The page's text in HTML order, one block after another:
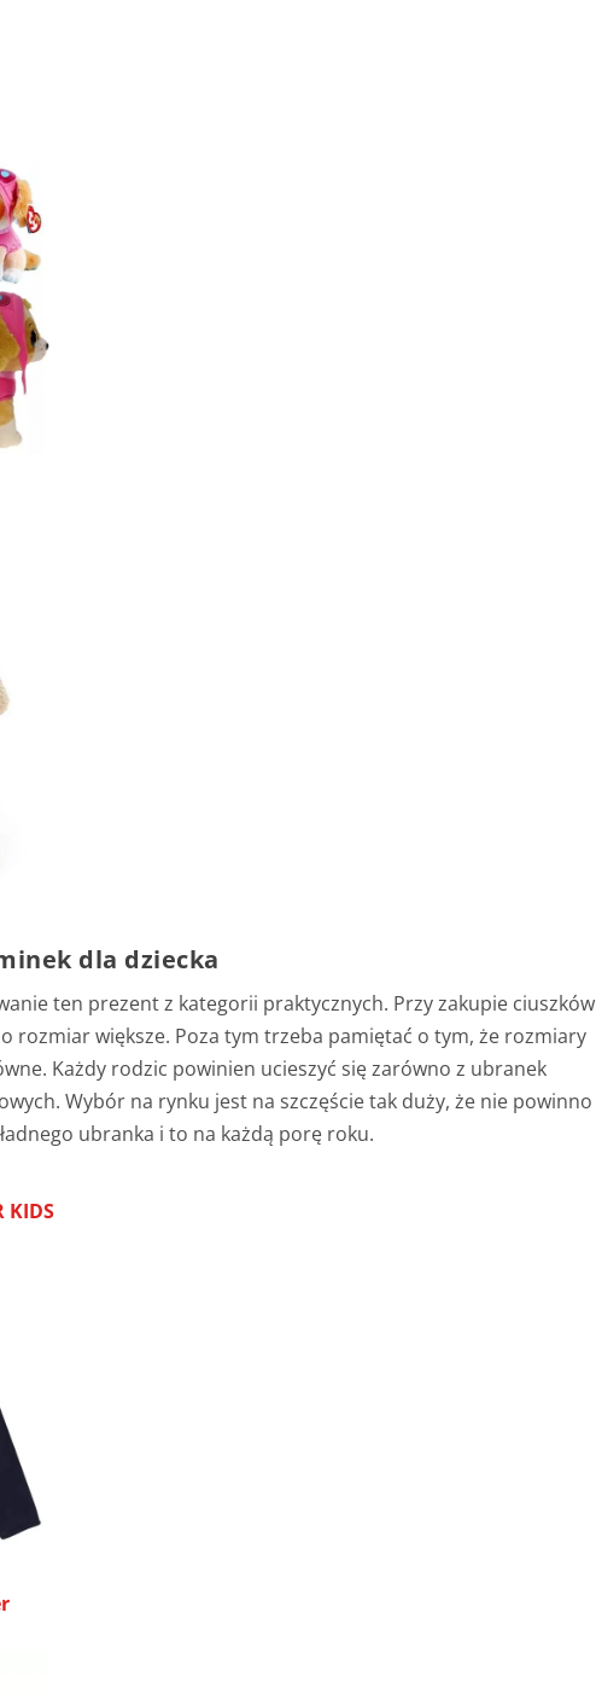
dla dziecka
ten prezent z kategorii praktycznych. Przy zakupie ciuszków
rozmiar większe. Poza tym trzeba pamiętać o tym, że rozmiary
Każdy rodzic powinien ucieszyć się zarówno z ubranek
Wybór na rynku jest na szczęście tak duży, że nie powinno
ubranka i to na każdą porę roku.
KIDS